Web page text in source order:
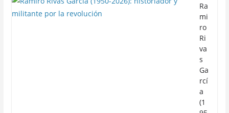
Ra
mi
ro
Ri
va
s
Ga
rcí
a
(1